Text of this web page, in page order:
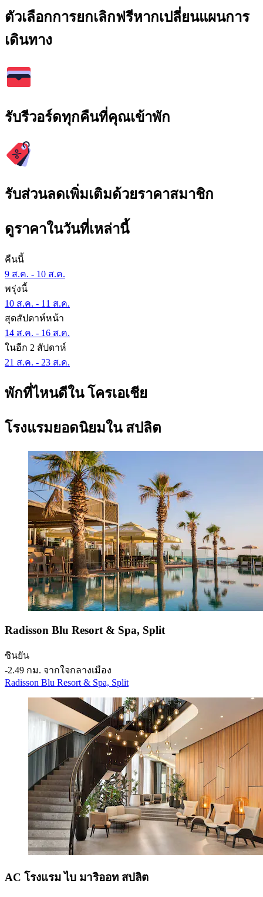
ตัวเลือกการยกเลิกฟรีหากเปลี่ยนแผนการ
เดินทาง
รับรีวอร์ดทุกคืนที่คุณเข้าพัก
รับส่วนลดเพิ่มเติมด้วยราคาสมาชิก
ดูราคาในวันที่เหล่านี้
คืนนี้
9 ส.ค. - 10 ส.ค.
พรุ่งนี้
10 ส.ค. - 11 ส.ค.
สุดสัปดาห์หน้า
14 ส.ค. - 16 ส.ค.
ในอีก 2 สัปดาห์
21 ส.ค. - 23 ส.ค.
พักที่ไหนดีใน โครเอเชีย
โรงแรมยอดนิยมใน สปลิต
Radisson Blu Resort & Spa, Split
ซินยัน
‐2.49 กม. จากใจกลางเมือง
Radisson Blu Resort & Spa, Split
AC โรงแรม ไบ มาริออท สปลิต